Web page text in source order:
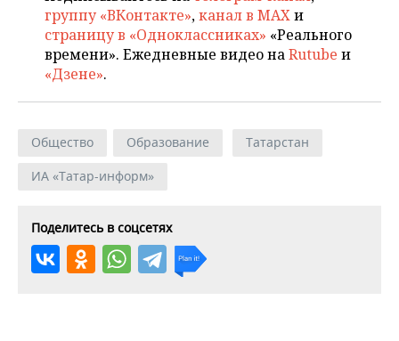
группу «ВКонтакте»,канал в MAXи
страницу в «Одноклассниках» «Реального
времени». Ежедневные видео наRutube и
«Дзене».
Общество Образование
Татарстан
ИА «Татар-информ»
Поделитесь в соцсетях